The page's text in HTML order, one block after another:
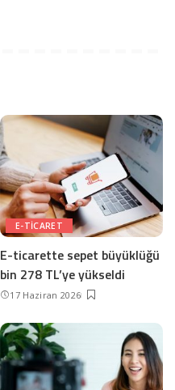
E-TICARET
E-ticarette sepet büyüklüğü
bin 278 TL’ye yükseldi
17 Haziran 2026